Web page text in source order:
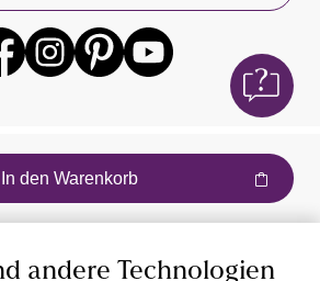
In den Warenkorb
andere Technologien